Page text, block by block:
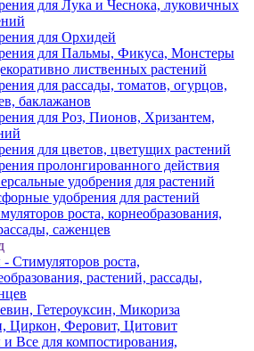
для Лука и Чеснока, луковичных
для Орхидей
для Пальмы, Фикуса, Монстеры
лиственных растений
для рассады, томатов, огурцов,
баклажанов
для Роз, Пионов, Хризантем,
для цветов, цветущих растений
пролонгированного действия
удобрения для растений
удобрения для растений
роста, корнеобразования,
саженцев
Стимуляторов роста,
растений, рассады,
Гетероуксин, Микориза
Циркон, Феровит, Цитовит
Все для компостирования,